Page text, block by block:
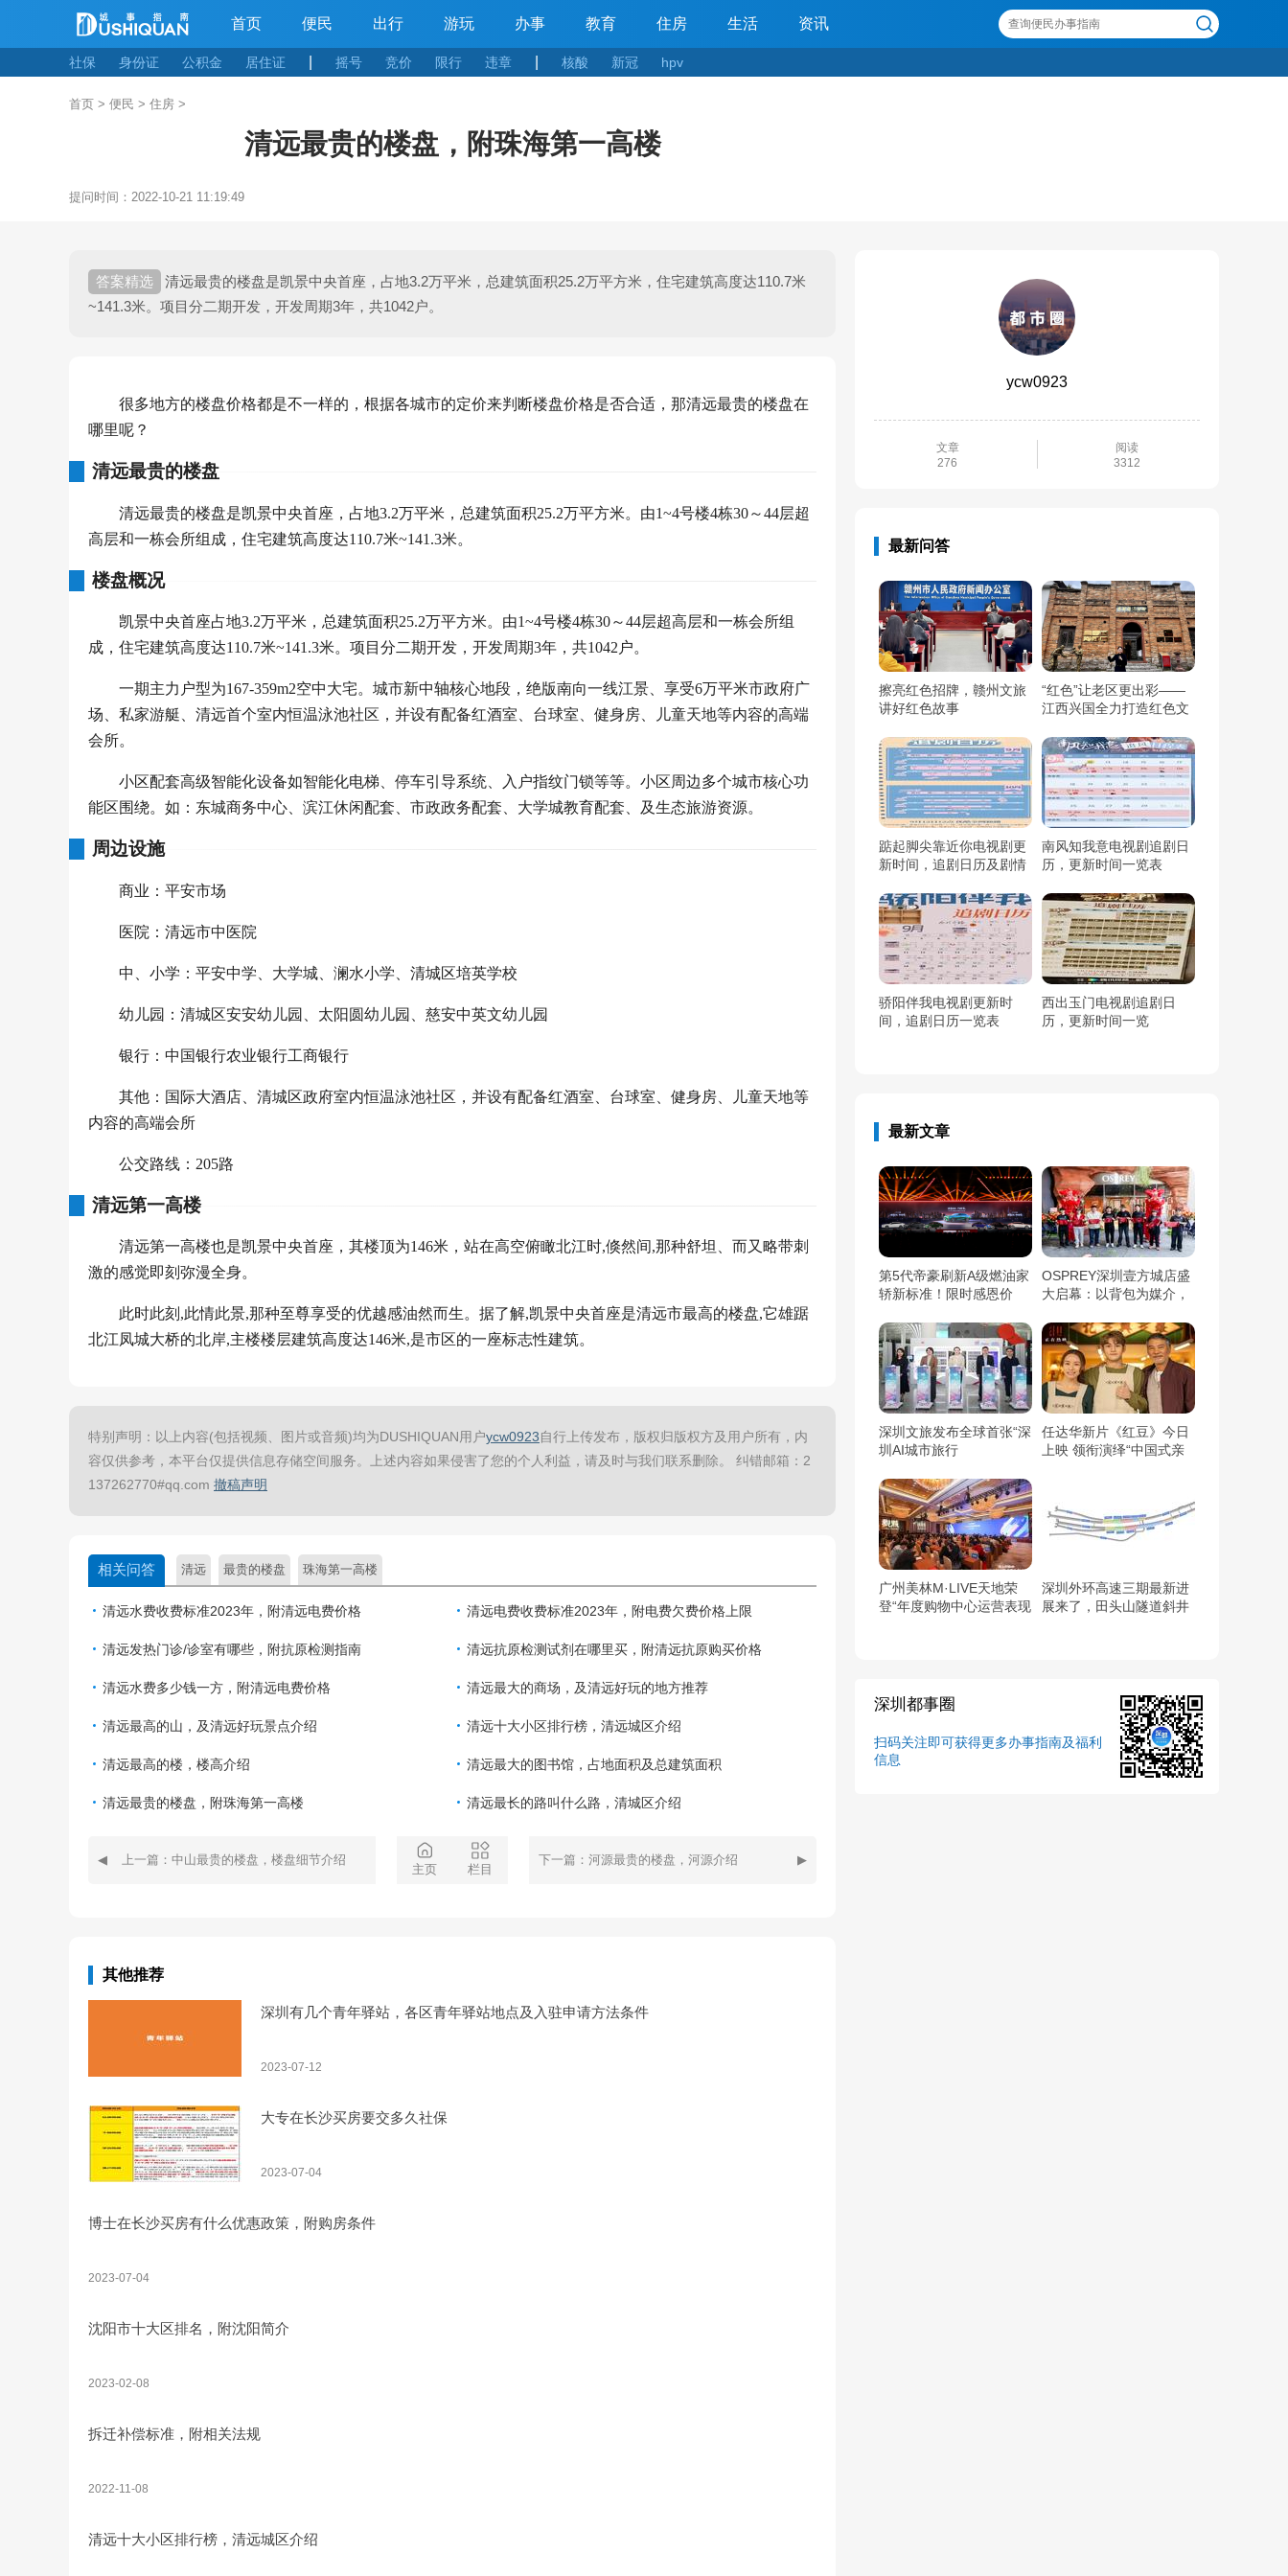
首页 便民 出行 游玩 办事 教育 住房 生活 资讯
社保 身份证 公积金 居住证 摇号 竞价 限行 违章 核酸 新冠 hpv
首页 > 便民 > 住房 >
清远最贵的楼盘，附珠海第一高楼
提问时间： 2022-10-21 11:19:49
清远最贵的楼盘是凯景中央首座，占地3.2万平米，总建筑面积25.2万平方米，住宅建筑高度达110.7米
~141.3米。项目分二期开发，开发周期3年，共1042户。
很多地方的楼盘价格都是不一样的，根据各城市的定价来判断楼盘价格是否合适，那清远最贵的楼盘在
哪里呢？
清远最贵的楼盘
清远最贵的楼盘是凯景中央首座，占地3.2万平米，总建筑面积25.2万平方米。由1~4号楼4栋30～44层超
高层和一栋会所组成，住宅建筑高度达110.7米~141.3米。
楼盘概况
凯景中央首座占地3.2万平米，总建筑面积25.2万平方米。由1~4号楼4栋30～44层超高层和一栋会所组
成，住宅建筑高度达110.7米~141.3米。项目分二期开发，开发周期3年，共1042户。
一期主力户型为167-359m2空中大宅。城市新中轴核心地段，绝版南向一线江景、享受6万平米市政府广
场、私家游艇、清远首个室内恒温泳池社区，并设有配备红酒室、台球室、健身房、儿童天地等内容的高端
会所。
小区配套高级智能化设备如智能化电梯、停车引导系统、入户指纹门锁等等。小区周边多个城市核心功
能区围绕。如：东城商务中心、滨江休闲配套、市政政务配套、大学城教育配套、及生态旅游资源。
周边设施
商业：平安市场
医院：清远市中医院
中、小学：平安中学、大学城、澜水小学、清城区培英学校
幼儿园：清城区安安幼儿园、太阳圆幼儿园、慈安中英文幼儿园
银行：中国银行农业银行工商银行
其他：国际大酒店、清城区政府室内恒温泳池社区，并设有配备红酒室、台球室、健身房、儿童天地等
内容的高端会所
公交路线：205路
清远第一高楼
清远第一高楼也是凯景中央首座，其楼顶为146米，站在高空俯瞰北江时,倏然间,那种舒坦、而又略带刺
激的感觉即刻弥漫全身。
此时此刻,此情此景,那种至尊享受的优越感油然而生。据了解,凯景中央首座是清远市最高的楼盘,它雄踞
北江凤城大桥的北岸,主楼楼层建筑高度达146米,是市区的一座标志性建筑。
特别声明：以上内容(包括视频、图片或音频)均为DUSHIQUAN用户ycw0923自行上传发布，版权归版权方及用户所有，内
容仅供参考，本平台仅提供信息存储空间服务。上述内容如果侵害了您的个人利益，请及时与我们联系删除。 纠错邮箱：2
137262770#qq.com 撤稿声明
相关问答 清远 最贵的楼盘 珠海第一高楼
清远水费收费标准2023年，附​清远电费价格 清远电费收费标准2023年，附电费欠费价格上限
清远发热门诊/诊室有哪些，附抗原检测指南 清远抗原检测试剂在哪里买，附清远抗原购买价格
清远水费多少钱一方，附清远电费价格 清远最大的商场，及清远好玩的地方推荐
清远最高的山，及清远好玩景点介绍 清远十大小区排行榜，清远城区介绍
清远最高的楼，楼高介绍 ​清远最大的图书馆，占地面积及总建筑面积
清远最贵的楼盘，附珠海第一高楼 清远最长的路叫什么路，清城区介绍
上一篇：中山最贵的楼盘，楼盘细节介绍
主页 栏目
下一篇：河源最贵的楼盘，河源介绍
其他推荐
深圳有几个青年驿站，各区青年驿站地点及入驻申请方法条件
2023-07-12
大专在长沙买房要交多久社保
2023-07-04
博士在长沙买房有什么优惠政策，附购房条件
2023-07-04
沈阳市十大区排名，附沈阳简介
2023-02-08
拆迁补偿标准，附相关法规
2022-11-08
清远十大小区排行榜，清远城区介绍
ycw0923
文章
276
阅读
3312
最新问答
擦亮红色招牌，赣州文旅
讲好红色故事
“红色”让老区更出彩——
江西兴国全力打造红色文
踮起脚尖靠近你电视剧更
新时间，追剧日历及剧情
南风知我意电视剧追剧日
历，更新时间一览表
骄阳伴我电视剧更新时
间，追剧日历一览表
西出玉门电视剧追剧日
历，更新时间一览
最新文章
第5代帝豪刷新A级燃油家
轿新标准！限时感恩价
OSPREY深圳壹方城店盛
大启幕：以背包为媒介，
深圳文旅发布全球首张“深
圳AI城市旅行
Pass”：用AI链接世界与
深圳
任达华新片《红豆》今日
上映 领衔演绎“中国式亲
广州美林M·LIVE天地荣
登“年度购物中心运营表现
深圳外环高速三期最新进
展来了，田头山隧道斜井
深圳都事圈
扫码关注即可获得更多办事指南及福利
信息